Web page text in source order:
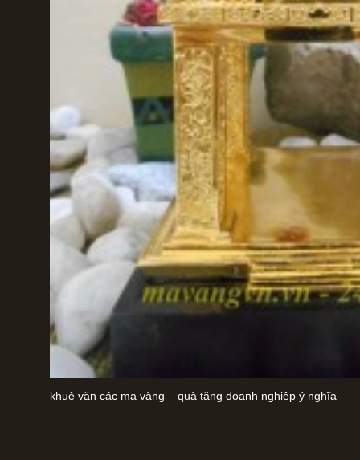
khuê văn các mạ vàng – quà tặng doanh nghiệp ý nghĩa